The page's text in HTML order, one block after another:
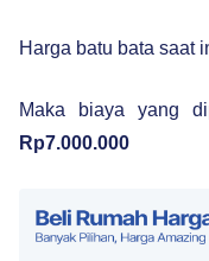
Harga batu bata saat
Maka biaya yang
Rp7.000.000